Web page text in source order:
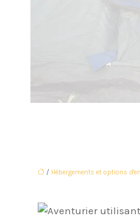
/ Hébergements et options